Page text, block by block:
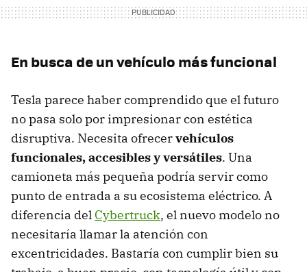
En busca de un vehículo más funcional
Tesla parece haber comprendido que el futuro
no pasa solo por impresionar con estética
disruptiva. Necesita ofrecervehículos
funcionales, accesibles y versátiles. Una
camioneta más pequeña podría servir como
punto de entrada a su ecosistema eléctrico. A
diferencia del Cybertruck, el nuevo modelo no
necesitaría llamar la atención con
excentricidades. Bastaría con cumplir bien su